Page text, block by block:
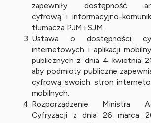
zapewniły dostępność
cyfrową i informacyjno-
tłumacza PJM i SJM.
Ustawa o dostępności
internetowych i aplikacji
publicznych z dnia 4 kwietnia
aby podmioty publiczne
cyfrową swoich stron
mobilnych.
Rozporządzenie Ministra
Cyfryzacji z dnia 26 marca